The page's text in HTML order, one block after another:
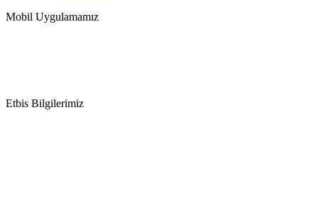
Mobil Uygulamamız
Etbis Bilgilerimiz